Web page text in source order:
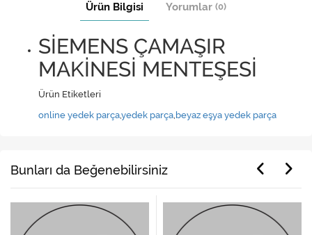
Ürün Bilgisi Yorumlar (0)
SİEMENS ÇAMAŞIR
MAKİNESİ MENTEŞESİ
Ürün Etiketleri
online yedek parça,yedek parça, beyaz eşya yedek parça
Bunları da Beğenebilirsiniz